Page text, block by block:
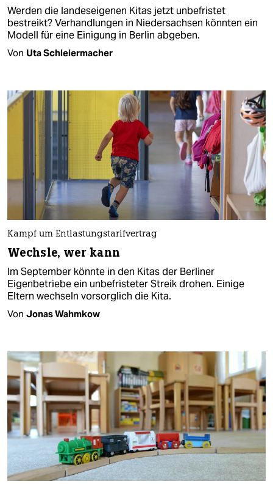
Werden die landeseigenen Kitas jetzt unbefristet
bestreikt? Verhandlungen in Niedersachsen könnten ein
Modell für eine Einigung in Berlin abgeben.
Von Uta Schleiermacher
Kampf um Entlastungstarifvertrag
Wechsle, wer kann
Im September könnte in den Kitas der Berliner
Eigenbetriebe ein unbefristeter Streik drohen. Einige
Eltern wechseln vorsorglich die Kita.
Von Jonas Wahmkow